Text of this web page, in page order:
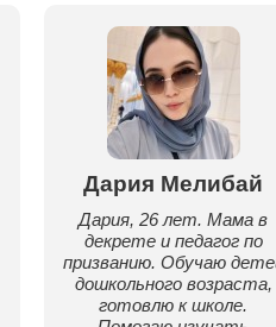
Дария Мелибай
Дария, 26 лет. Мама в
декрете и педагог по
призванию. Обучаю
дошкольного возраста,
готовлю к школе.